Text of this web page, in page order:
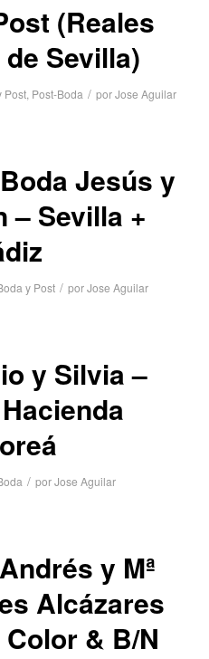
(Reales
Sevilla)
Post, Post-Boda / porJose Aguilar
Jesús y
– Sevilla +
y Post / porJose Aguilar
y Silvia –
/ porJose Aguilar
y Mª
Alcázares
& B/N